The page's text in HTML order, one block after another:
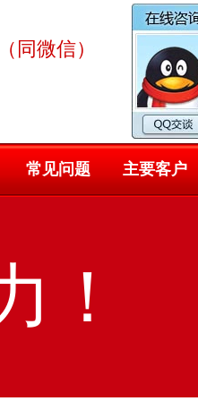
同微信）
常见问题 主要客户
！